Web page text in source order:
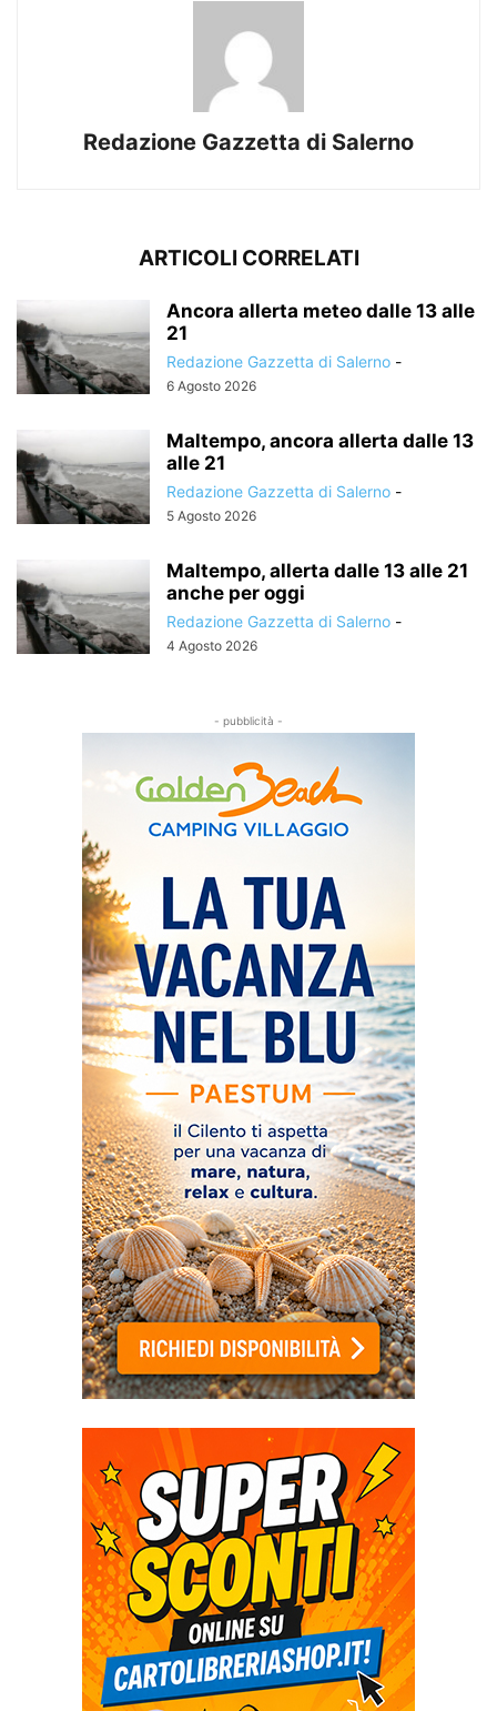
Redazione Gazzetta di Salerno
ARTICOLI CORRELATI
Ancora allerta meteo dalle 13 alle
21
Redazione Gazzetta di Salerno -
6 Agosto 2026
Maltempo, ancora allerta dalle 13
alle 21
Redazione Gazzetta di Salerno -
5 Agosto 2026
Maltempo, allerta dalle 13 alle 21
anche per oggi
Redazione Gazzetta di Salerno -
4 Agosto 2026
- pubblicità -